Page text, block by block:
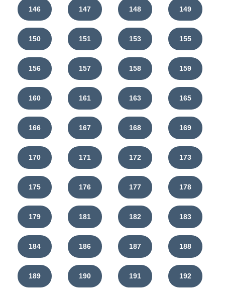
146 147 148 149
150 151 153 155
156 157 158 159
160 161 163 165
166 167 168 169
170 171 172 173
175 176 177 178
179 181 182 183
184 186 187 188
189 190 191 192